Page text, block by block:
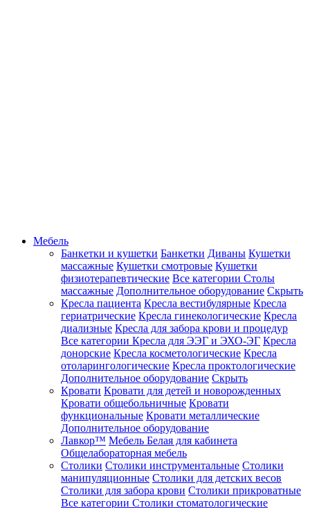
Мебель
Банкетки и кушетки Банкетки Диваны Кушетки
массажные Кушетки смотровые Кушетки
физиотерапевтические Все категории Столы
массажные Дополнительное оборудование Скрыть
Кресла пациента Кресла вестибулярные Кресла
гериатрические Кресла гинекологические Кресла
диализные Кресла для забора крови и процедур
Все категории Кресла для ЭЭГ и ЭХО-ЭГ Кресла
донорские Кресла косметологические Кресла
отоларингологические Кресла проктологические
Дополнительное оборудование Скрыть
Кровати Кровати для детей и новорожденных
Кровати общебольничные Кровати
функциональные Кровати металлические
Дополнительное оборудование
Лавкор™ Мебель Белая для кабинета
Общелабораторная мебель
Столики Столики инструментальные Столики
манипуляционные Столики для детских весов
Столики для забора крови Столики прикроватные
Все категории Столики стоматологические